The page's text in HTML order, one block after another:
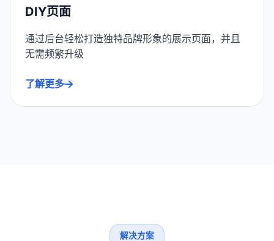
DIY页面
通过后台轻松打造独特品牌形象的展示页面，并且
无需频繁升级
了解更多
解决方案